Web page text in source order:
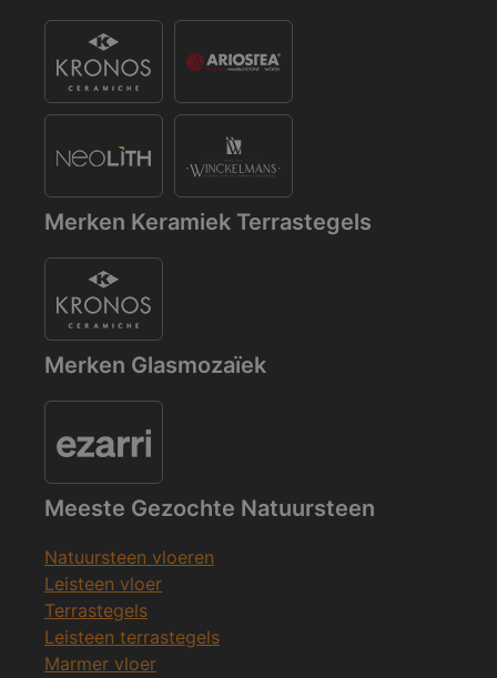
Merken Keramiek Terrastegels
Merken Glasmozaïek
Meeste Gezochte Natuursteen
Natuursteen vloeren
Leisteen vloer
Terrastegels
Leisteen terrastegels
Marmer vloer